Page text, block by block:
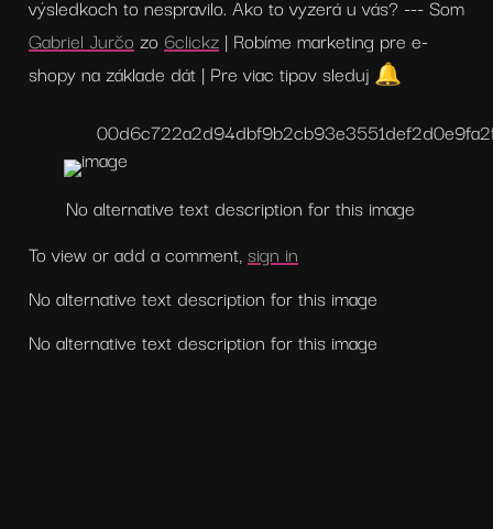
Gabriel Jurčo zo 6clickz | Robíme marketing pre e-
shopy na základe dát | Pre viac tipov sleduj 🔔
00d6c722a2d94dbf9b2cb93e3551def2
No alternative text description for this image
To view or add a comment, sign in
No alternative text description for this image
No alternative text description for this image